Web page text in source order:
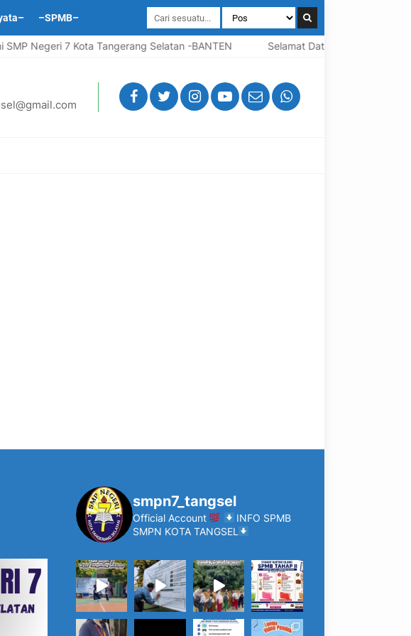
–SPMB–
Negeri 7 Kota Tangerang Selatan -BANTEN Selamat Datang Di Website
smpn7_tangsel
Official Account
INFO SPMB
SMPN KOTA TANGSEL